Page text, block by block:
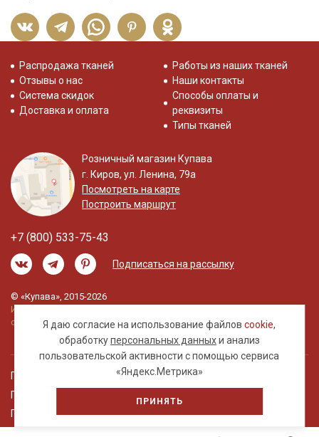
Я даю согласие на использование файловcookie,
обработкуперсональных данныхи анализ
пользовательской активности с помощью сервиса
«Яндекс.Метрика»
ПРИНЯТЬ
Распродажа тканей
Отзывы о нас
Система скидок
Доставка и оплата
Работы из наших тканей
Наши контакты
Способы оплаты и
реквизиты
Типы тканей
Розничный магазин Купава
г. Киров, ул. Ленина, 79а
Посмотреть на карте
Построить маршрут
+7 (800) 533-75-43
Подписаться на рассылку
© «Купава», 2015-2026
Информация на сайте не является публичной
офертой.
Правовая информация
Политика обработки персональных данных
Пользовательское соглашение